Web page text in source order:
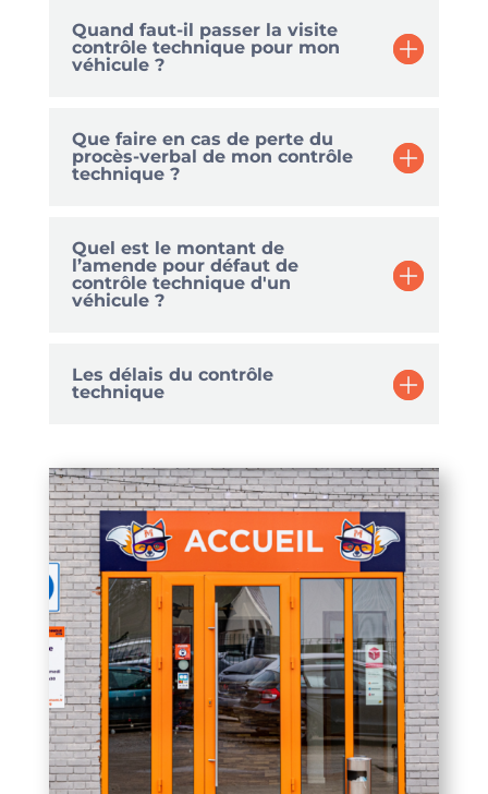
Quand faut-il passer la visite
contrôle technique pour mon
véhicule ?
Que faire en cas de perte du
procès-verbal de mon contrôle
technique ?
Quel est le montant de
l’amende pour défaut de
contrôle technique d'un
véhicule ?
Les délais du contrôle
technique